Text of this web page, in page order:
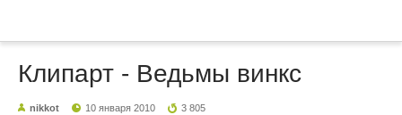
Клипарт - Ведьмы винкс
nikkot 10 января 2010 3 805